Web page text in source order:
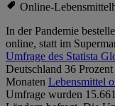
Online-
In der Pandemie
online, statt im
Umfrage des Statista
Deutschland 36
Monaten Lebensmittel
Umfrage wurden